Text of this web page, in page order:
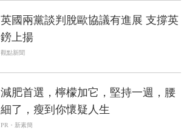
英國兩黨談判脫歐協議有進展 支撐英
鎊上揚
觀點新聞
減肥首選，檸檬加它，堅持一週，腰
細了，瘦到你懷疑人生
PR・新素簡